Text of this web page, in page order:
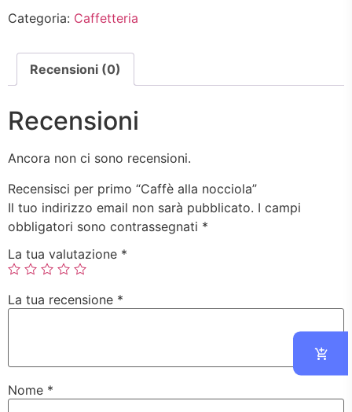
Categoria: Caffetteria
Recensioni (0)
Recensioni
Ancora non ci sono recensioni.
Recensisci per primo “Caffè alla nocciola”
Il tuo indirizzo email non sarà pubblicato. I campi
obbligatori sono contrassegnati *
La tua valutazione *
La tua recensione *
Nome *